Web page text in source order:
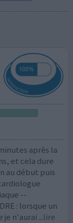
après la
et cela dure
au début puis
--
: lorsque un
je n'aurai ...lire